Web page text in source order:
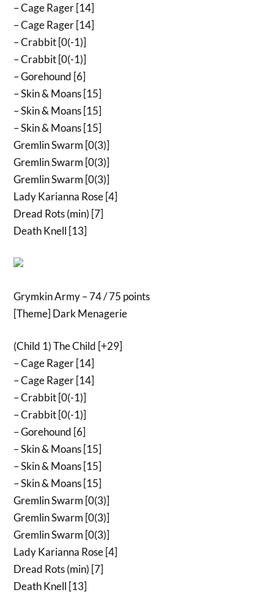
– Cage Rager [14]
– Cage Rager [14]
– Crabbit [0(-1)]
– Crabbit [0(-1)]
– Gorehound [6]
– Skin & Moans [15]
– Skin & Moans [15]
– Skin & Moans [15]
Gremlin Swarm [0(3)]
Gremlin Swarm [0(3)]
Gremlin Swarm [0(3)]
Lady Karianna Rose [4]
Dread Rots (min) [7]
Death Knell [13]
Grymkin Army – 74 / 75 points
[Theme] Dark Menagerie
(Child 1) The Child [+29]
– Cage Rager [14]
– Cage Rager [14]
– Crabbit [0(-1)]
– Crabbit [0(-1)]
– Gorehound [6]
– Skin & Moans [15]
– Skin & Moans [15]
– Skin & Moans [15]
Gremlin Swarm [0(3)]
Gremlin Swarm [0(3)]
Gremlin Swarm [0(3)]
Lady Karianna Rose [4]
Dread Rots (min) [7]
Death Knell [13]